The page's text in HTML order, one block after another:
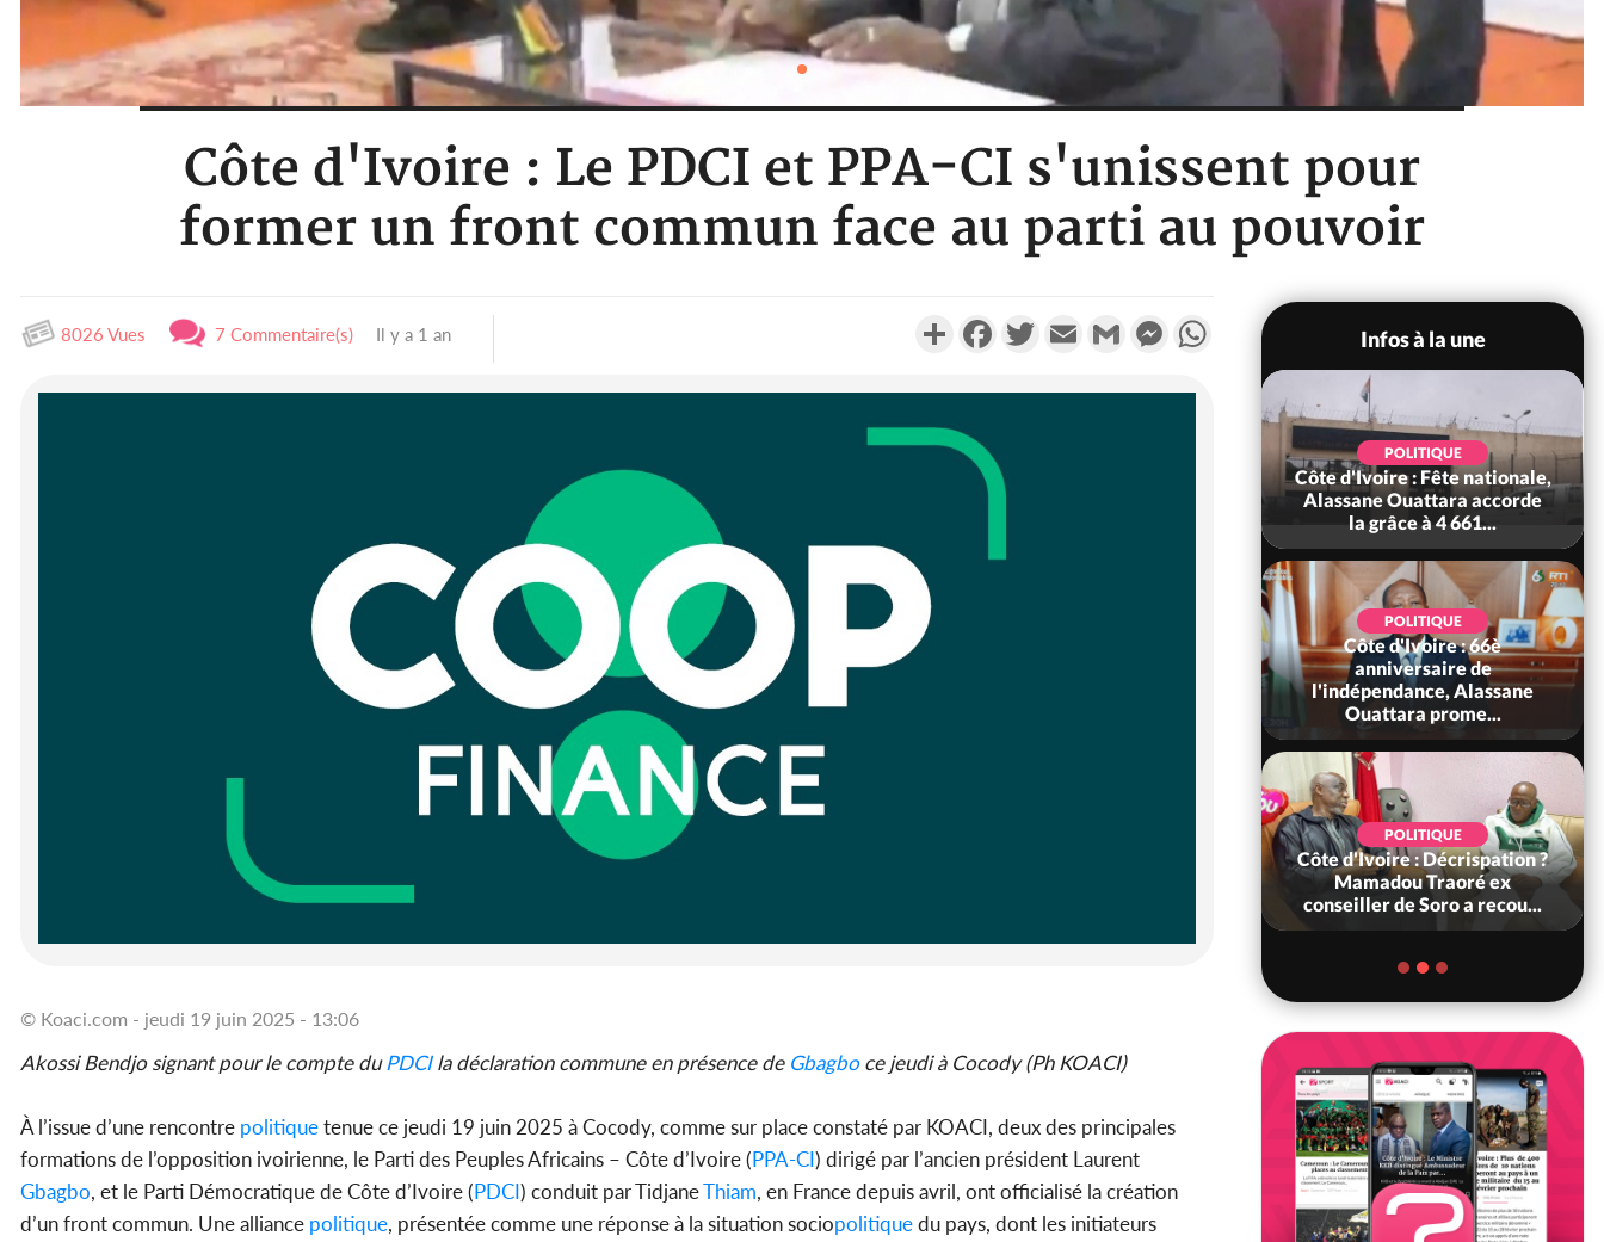
Côte d'Ivoire : Le PDCI et PPA-CI s'unissent pour
former un front commun face au parti au pouvoir
8026 Vues 7 Commentaire(s) Il y a 1 an PartagerFacebookTwitterEmail Gmail MessengerWhatsApp
© Koaci.com - jeudi 19 juin 2025 - 13:06
Akossi Bendjo signant pour le compte duPDCIla déclaration commune en présence de Gbagboce jeudi à Cocody (Ph KOACI)
À l’issue d’une rencontre politiquetenue ce jeudi 19 juin 2025 à Cocody, comme sur place constaté par KOACI, deux des principales
formations de l’opposition ivoirienne, le Parti des Peuples Africains – Côte d’Ivoire (PPA-CI) dirigé par l’ancien président Laurent
Gbagbo, et le Parti Démocratique de Côte d’Ivoire (PDCI) conduit par TidjaneThiam, en France depuis avril, ont officialisé la création
d’un front commun. Une alliance politique, présentée comme une réponse à la situation sociopolitiquedu pays, dont les initiateurs
Infos à la une
Côte d'Ivoire : Ouattara
promet des sanctions contre
POLITIQUE
Côte d'Ivoire : Fête nationale,
Alassane Ouattara accorde
la grâce à 4 661...
POLITIQUE
Côte d'Ivoire : 66è
anniversaire de
l'indépendance, Alassane
Ouattara prome...
POLITIQUE
Côte d'Ivoire : Décrispation ?
Mamadou Traoré ex
conseiller de Soro a recou...